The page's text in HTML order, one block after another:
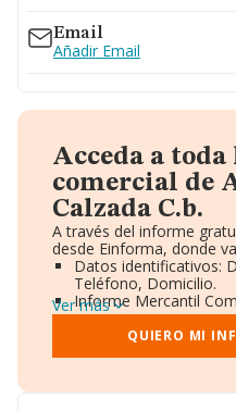
Email
Añadir Email
Acceda a
comercial de
Calzada C.b.
A través del informe
desde Einforma, donde
Datos identificativos:
Teléfono, Domicilio.
Informe Mercantil
Gráficos de Evolución
Consejo de
Directivos y Ejecutivos.
Ver más
QUIERO MI